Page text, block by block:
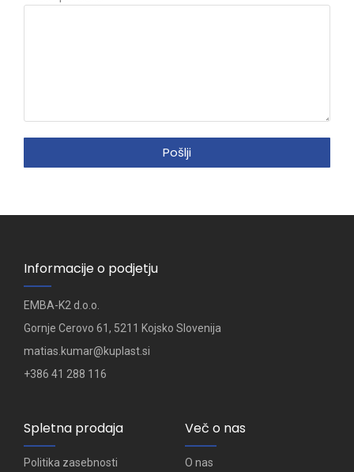
Pošlji
Informacije o podjetju
EMBA-K2 d.o.o.
Gornje Cerovo 61, 5211 Kojsko Slovenija
matias.kumar@kuplast.si
+386 41 288 116​
Spletna prodaja
Politika zasebnosti
Več o nas
O nas